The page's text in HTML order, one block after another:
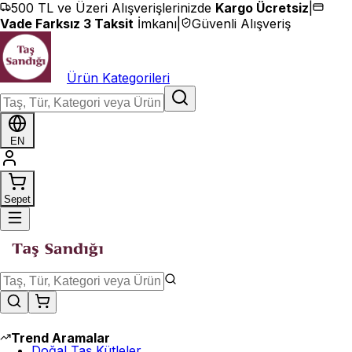
İçeriğe geç
500 TL ve Üzeri Alışverişlerinizde Kargo Ücretsiz
Vade Farksız 3 Taksit İmkanı Güvenli Alışveriş
Ürün Kategorileri
EN
Sepet
Trend Aramalar